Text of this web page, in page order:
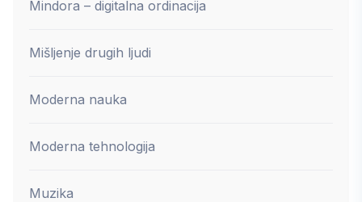
Mindora – digitalna ordinacija
Mišljenje drugih ljudi
Moderna nauka
Moderna tehnologija
Muzika